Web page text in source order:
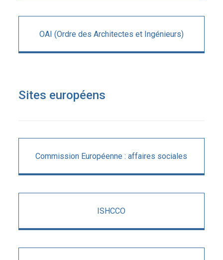
OAI (Ordre des Architectes et Ingénieurs)
Sites européens
Commission Européenne : affaires sociales
ISHCCO